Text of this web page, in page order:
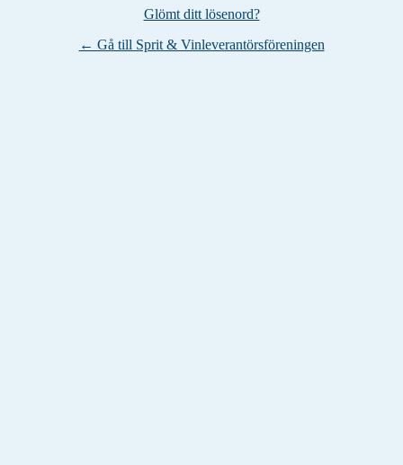
Glömt ditt lösenord?
← Gå till Sprit & Vinleverantörsföreningen